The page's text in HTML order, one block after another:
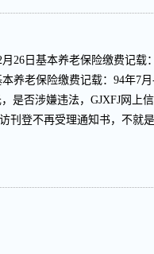
26日基本养老保险缴费记载
养老保险缴费记载：94年7
，是否涉嫌违法，GJXFJ网上
刊登不再受理通知书，不就